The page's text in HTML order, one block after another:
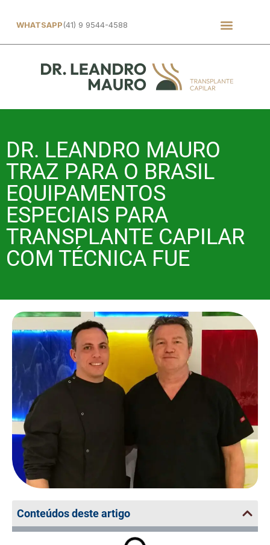
WHATSAPP(41) 9 9544-4588
DR. LEANDRO MAURO
TRAZ PARA O BRASIL
EQUIPAMENTOS
ESPECIAIS PARA
TRANSPLANTE CAPILAR
COM TÉCNICA FUE
Conteúdos deste artigo